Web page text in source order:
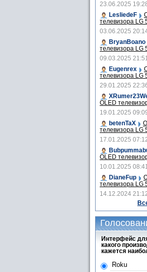
23.06.2025
LesliedeF
телевизора LG
03.06.2025
BryanBoano
телевизора LG
09.03.2025
Eugenrex
телевизора LG
29.01.2025
OLED
19.01.2025
betenTaX
телевизора LG
17.01.2025
OLED
10.01.2025
DianeFup
телевизора LG
14.12.2024
Интерфейс
какого
кажется
Roku